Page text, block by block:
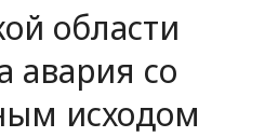
события
области
авария со
исходом